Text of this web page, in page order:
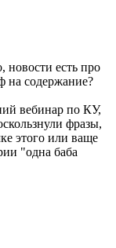
новости есть про
на содержание?
вебинар по КУ,
фразы,
этого или ваще
"одна баба